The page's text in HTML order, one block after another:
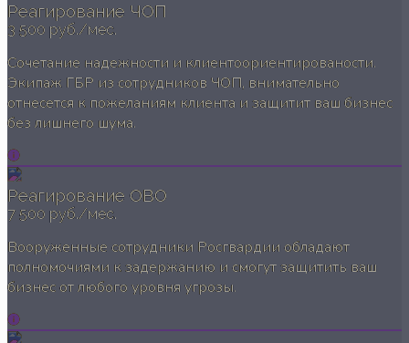
Реагирование ЧОП
3 500 руб./мес.
Сочетание надежности и клиентоориентированости.
Экипаж ГБР из сотрудников ЧОП, внимательно
отнесется к пожеланиям клиента и защитит ваш бизнес
без лишнего шума.
Реагирование ОВО
7 500 руб./мес.
Вооруженные сотрудники Росгвардии обладают
полномочиями к задержанию и смогут защитить ваш
бизнес от любого уровня угрозы.